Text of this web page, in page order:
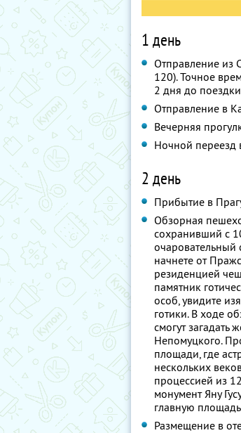
1 день
Отправление из
120). Точное
2 дня до поездки
Отправление в
Вечерняя
Ночной переезд
2 день
Прибытие в
Обзорная
сохранивший с
очаровательный
начнете от
резиденцией
памятник
особ, увидите
готики. В ходе
смогут загадать
Непомуцкого.
площади, где
нескольких
процессией из
монумент Яну
главную
Размещение в